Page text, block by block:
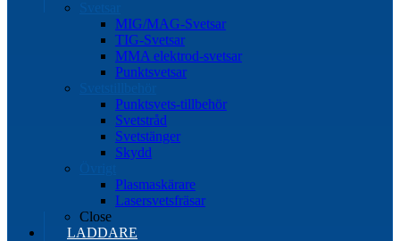
MIG/MAG-Svetsar
TIG-Svetsar
MMA elektrod-svetsar
Punktsvetsar
Punktsvets-tillbehör
Svetstråd
Svetstänger
Skydd
Plasmaskärare
Lasersvetsfräsar
Close
LADDARE